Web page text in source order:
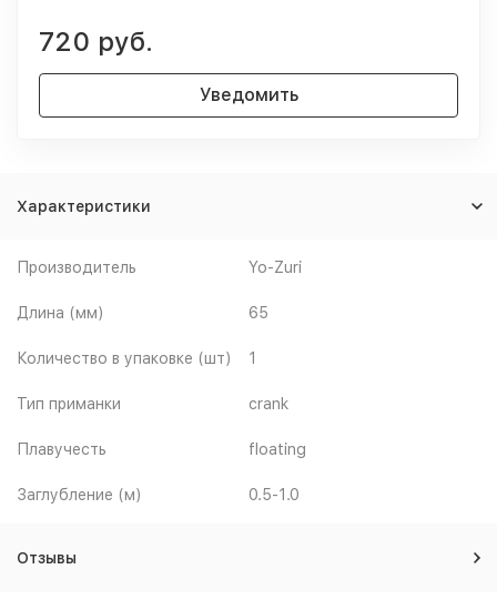
720 руб.
Уведомить
Характеристики
Производитель Yo-Zuri
Длина (мм) 65
Количество в упаковке (шт) 1
Тип приманки crank
Плавучесть floating
Заглубление (м) 0.5-1.0
Отзывы